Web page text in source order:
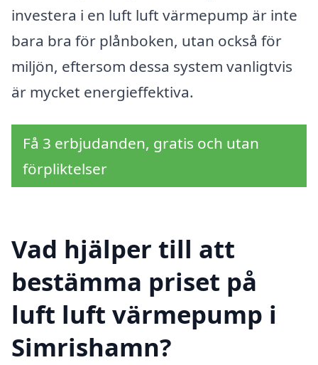
investera i en luft luft värmepump är inte
bara bra för plånboken, utan också för
miljön, eftersom dessa system vanligtvis
är mycket energieffektiva.
Få 3 erbjudanden, gratis och utan
förpliktelser
Vad hjälper till att
bestämma priset på
luft luft värmepump i
Simrishamn?